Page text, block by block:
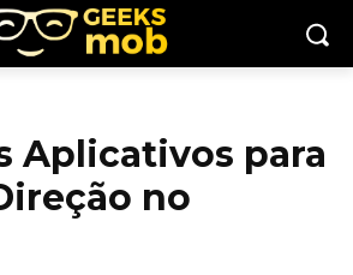
Aplicativos para
no